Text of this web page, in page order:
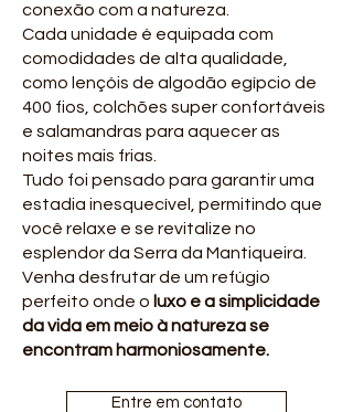
conexão com a natureza.
Cada unidade é equipada com
comodidades de alta qualidade,
como lençóis de algodão egípcio de
400 fios, colchões super confortáveis
e salamandras para aquecer as
noites mais frias.
Tudo foi pensado para garantir uma
estadia inesquecível, permitindo que
você relaxe e se revitalize no
esplendor da Serra da Mantiqueira.
Venha desfrutar de um refúgio
perfeito onde o luxo e a simplicidade
da vida em meio à natureza se
encontram harmoniosamente.
Entre em contato